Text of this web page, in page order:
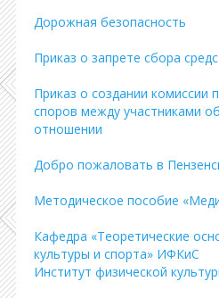
Дорожная безопасность
Приказ о запрете сбора
Приказ о создании комиссии
споров между участниками
отношении
Добро пожаловать в
Методическое пособие
Кафедра «Теоретические
культуры и спорта» ИФКиС
Институт физической